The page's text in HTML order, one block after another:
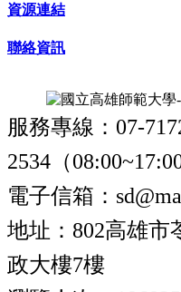
資源連結
聯絡資訊
服務專線：07-
2534（08:00~17:00
電子信箱：
地址：802高雄市
政大樓7樓